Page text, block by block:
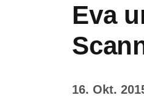
Eva
16. Okt.